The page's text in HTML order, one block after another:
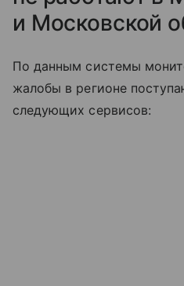
и Московской
По данным системы
жалобы в регионе
следующих сервисов: